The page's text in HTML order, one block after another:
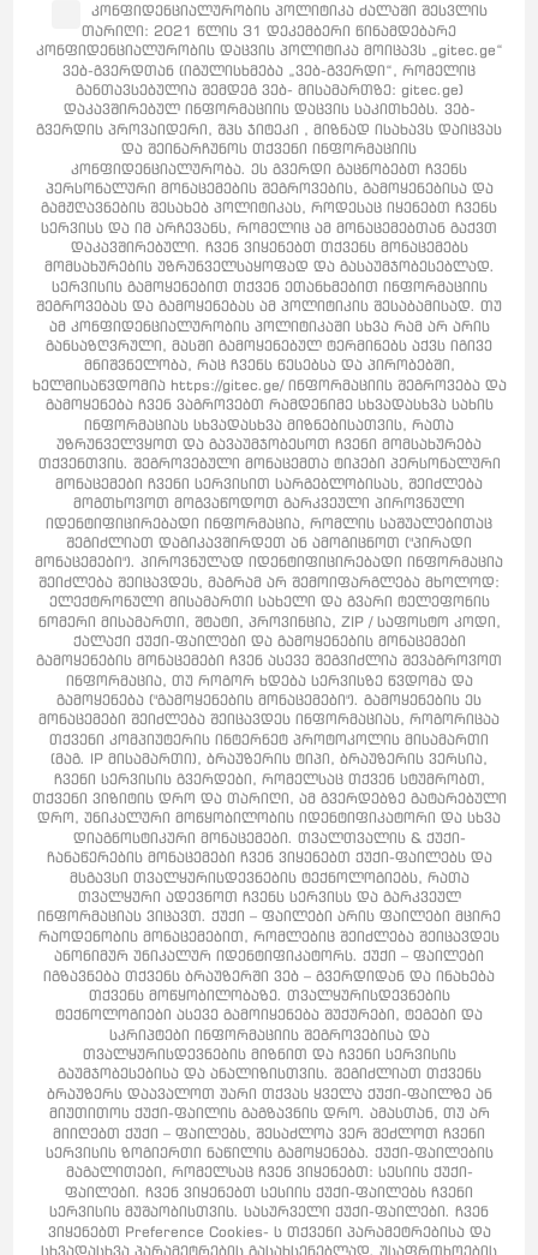
კონფიდენციალურობის პოლიტიკა ძალაში შესვლის
თარიღი: 2021 წლის 31 დეკემბერი წინამდებარე
კონფიდენციალურობის დაცვის პოლიტიკა მოიცავს „gitec.ge“
ვებ-გვერდთან (იგულისხმება „ვებ-გვერდი“, რომელიც
განთავსებულია შემდეგ ვებ- მისამართზე: gitec.ge)
დაკავშირებულ ინფორმაციის დაცვის საკითხებს. ვებ-
გვერდის პროვაიდერი, შპს ჯიტეკი , მიზნად ისახავს დაიცვას
და შეინარჩუნოს თქვენი ინფორმაციის
კონფიდენციალურობა. ეს გვერდი გაცნობებთ ჩვენს
პერსონალური მონაცემების შეგროვების, გამოყენებისა და
გამჟღავნების შესახებ პოლიტიკას, როდესაც იყენებთ ჩვენს
სერვისს და იმ არჩევანს, რომელიც ამ მონაცემებთან გაქვთ
დაკავშირებული. ჩვენ ვიყენებთ თქვენს მონაცემებს
მომსახურების უზრუნველსაყოფად და გასაუმჯობესებლად.
სერვისის გამოყენებით თქვენ ეთანხმებით ინფორმაციის
შეგროვებას და გამოყენებას ამ პოლიტიკის შესაბამისად. თუ
ამ კონფიდენციალურობის პოლიტიკაში სხვა რამ არ არის
განსაზღვრული, მასში გამოყენებულ ტერმინებს აქვს იგივე
მნიშვნელობა, რაც ჩვენს წესებსა და პირობებში,
ხელმისაწვდომია https://gitec.ge/ ინფორმაციის შეგროვება და
გამოყენება ჩვენ ვაგროვებთ რამდენიმე სხვადასხვა სახის
ინფორმაციას სხვადასხვა მიზნებისათვის, რათა
უზრუნველვყოთ და გავაუმჯობესოთ ჩვენი მომსახურება
თქვენთვის. შეგროვებული მონაცემთა ტიპები პერსონალური
მონაცემები ჩვენი სერვისით სარგებლობისას, შეიძლება
მოგთხოვოთ მოგვაწოდოთ გარკვეული პიროვნული
იდენტიფიცირებადი ინფორმაცია, რომლის საშუალებითაც
შეგიძლიათ დაგიკავშირდეთ ან ამოგიცნოთ ("პირადი
მონაცემები"). პიროვნულად იდენტიფიცირებადი ინფორმაცია
შეიძლება შეიცავდეს, მაგრამ არ შემოიფარგლება მხოლოდ:
ელექტრონული მისამართი სახელი და გვარი ტელეფონის
ნომერი მისამართი, შტატი, პროვინცია, ZIP / საფოსტო კოდი,
ქალაქი ქუქი-ფაილები და გამოყენების მონაცემები
გამოყენების მონაცემები ჩვენ ასევე შეგვიძლია შევაგროვოთ
ინფორმაცია, თუ როგორ ხდება სერვისზე წვდომა და
გამოყენება ("გამოყენების მონაცემები"). გამოყენების ეს
მონაცემები შეიძლება შეიცავდეს ინფორმაციას, როგორიცაა
თქვენი კომპიუტერის ინტერნეტ პროტოკოლის მისამართი
(მაგ. IP მისამართი), ბრაუზერის ტიპი, ბრაუზერის ვერსია,
ჩვენი სერვისის გვერდები, რომელსაც თქვენ სტუმრობთ,
თქვენი ვიზიტის დრო და თარიღი, ამ გვერდებზე გატარებული
დრო, უნიკალური მოწყობილობის იდენტიფიკატორი და სხვა
დიაგნოსტიკური მონაცემები. თვალთვალის & ქუქი-
ჩანაწერების მონაცემები ჩვენ ვიყენებთ ქუქი-ფაილებს და
მსგავსი თვალყურისდევნების ტექნოლოგიებს, რათა
თვალყური ადევნოთ ჩვენს სერვისს და გარკვეულ
ინფორმაციას ვიცავთ. ქუქი – ფაილები არის ფაილები მცირე
რაოდენობის მონაცემებით, რომლებიც შეიძლება შეიცავდეს
ანონიმურ უნიკალურ იდენტიფიკატორს. ქუქი – ფაილები
იგზავნება თქვენს ბრაუზერში ვებ – გვერდიდან და ინახება
თქვენს მოწყობილობაზე. თვალყურისდევნების
ტექნოლოგიები ასევე გამოიყენება შუქურები, ტეგები და
სკრიპტები ინფორმაციის შეგროვებისა და
თვალყურისდევნების მიზნით და ჩვენი სერვისის
გაუმჯობესებისა და ანალიზისთვის. შეგიძლიათ თქვენს
ბრაუზერს დაავალოთ უარი თქვას ყველა ქუქი-ფაილზე ან
მიუთითოს ქუქი-ფაილის გაგზავნის დრო. ამასთან, თუ არ
მიიღებთ ქუქი – ფაილებს, შესაძლოა ვერ შეძლოთ ჩვენი
სერვისის ზოგიერთი ნაწილის გამოყენება. ქუქი-ფაილების
მაგალითები, რომელსაც ჩვენ ვიყენებთ: სესიის ქუქი-
ფაილები. ჩვენ ვიყენებთ სესიის ქუქი-ფაილებს ჩვენი
სერვისის მუშაობისთვის. სასურველი ქუქი-ფაილები. ჩვენ
ვიყენებთ Preference Cookies- ს თქვენი პარამეტრებისა და
სხვადასხვა პარამეტრების გასახსენებლად. უსაფრთხოების